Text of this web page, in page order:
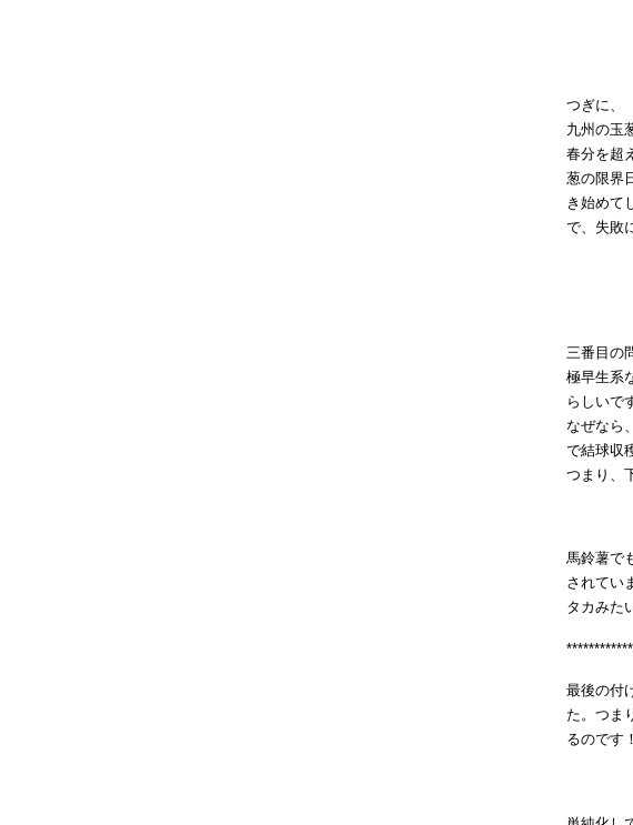
つぎに、
九州の玉
春分を超
葱の限界
き始めて
で、失敗
三番目の
極早生系
らしいで
なぜなら
で結球収
つまり、
馬鈴薯で
されてい
タカみた
最後の付
た。つま
るのです！